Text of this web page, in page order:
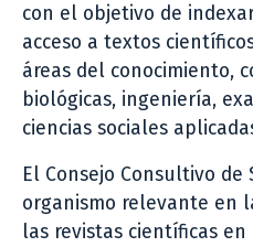
con el objetivo de
acceso a textos
áreas del conocimiento,
biológicas, ingeniería,
ciencias sociales
El Consejo Consultivo de
organismo relevante en
las revistas científicas